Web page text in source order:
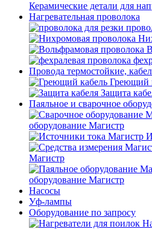
Керамические детали для
Нагревательная проволока
Провода термостойкие,
Греющий
Защита
Паяльное и сварочное
оборудование Магистр
Магистр
оборудование Магистр
Насосы
Уф-лампы
Оборудование по запросу